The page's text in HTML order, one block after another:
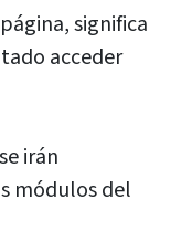
significa
acceder
irán
módulos del